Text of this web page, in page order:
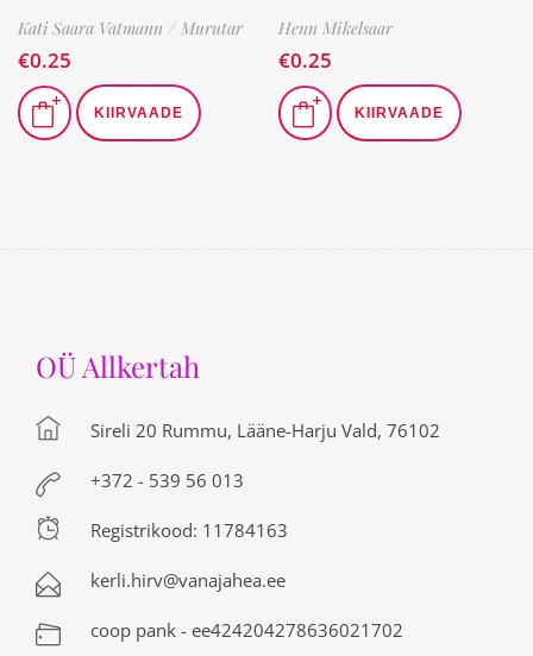
Kati Saara Vatmann / Murutar
€0.25
KIIRVAADE
Henn Mikelsaar
€0.25
KIIRVAADE
OÜ Allkertah
Sireli 20 Rummu, Lääne-Harju Vald, 76102
+372 - 539 56 013
Registrikood: 11784163
kerli.hirv@vanajahea.ee
coop pank - ee424204278636021702